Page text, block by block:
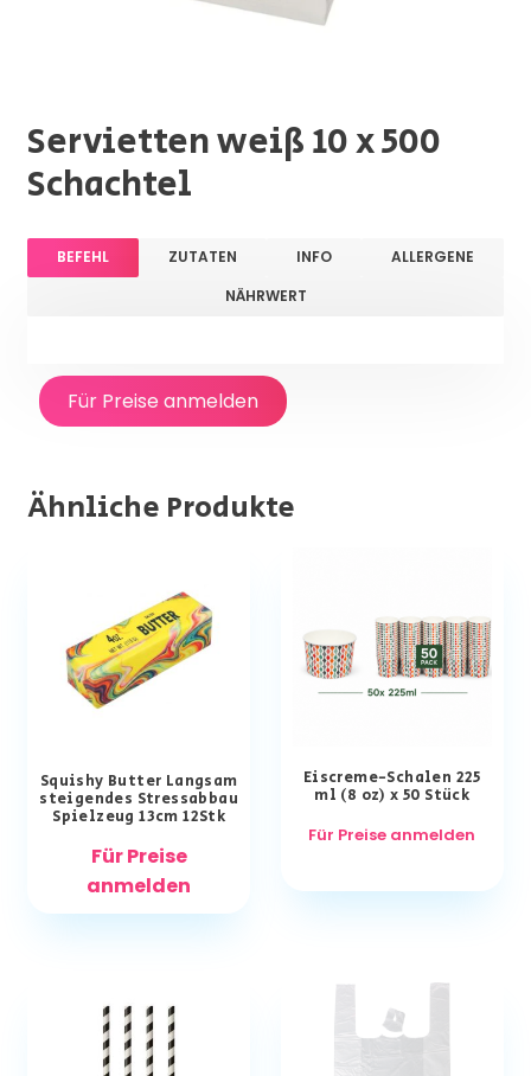
Servietten weiß 10 x 500
Schachtel
BEFEHL ZUTATEN INFO
ALLERGENE
NÄHRWERT
Für Preise anmelden
Ähnliche Produkte
Squishy Butter Langsam
steigendes Stressabbau
Spielzeug 13cm 12Stk
Für Preise
anmelden
Eiscreme-Schalen 225
ml (8 oz) x 50 Stück
Für Preise anmelden